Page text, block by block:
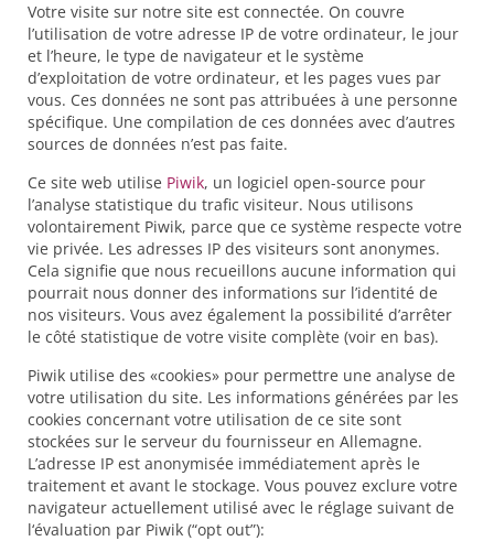
Votre visite sur notre site est connectée. On couvre
l’utilisation de votre adresse IP de votre ordinateur, le jour
et l’heure, le type de navigateur et le système
d’exploitation de votre ordinateur, et les pages vues par
vous. Ces données ne sont pas attribuées à une personne
spécifique. Une compilation de ces données avec d’autres
sources de données n’est pas faite.
Ce site web utilise Piwik, un logiciel open-source pour
l’analyse statistique du trafic visiteur. Nous utilisons
volontairement Piwik, parce que ce système respecte votre
vie privée. Les adresses IP des visiteurs sont anonymes.
Cela signifie que nous recueillons aucune information qui
pourrait nous donner des informations sur l’identité de
nos visiteurs. Vous avez également la possibilité d’arrêter
le côté statistique de votre visite complète (voir en bas).
Piwik utilise des «cookies» pour permettre une analyse de
votre utilisation du site. Les informations générées par les
cookies concernant votre utilisation de ce site sont
stockées sur le serveur du fournisseur en Allemagne.
L’adresse IP est anonymisée immédiatement après le
traitement et avant le stockage. Vous pouvez exclure votre
navigateur actuellement utilisé avec le réglage suivant de
l‘évaluation par Piwik (“opt out”):